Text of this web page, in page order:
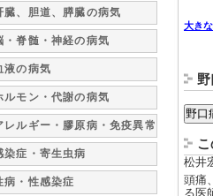
大き
松井
頭痛
る医
臓、胆道、膵臓の病気
・脊髄・神経の病気
液の病気
ルモン・代謝の病気
レルギー・膠原病・免疫異常
染症・寄生虫病
病・性感染症